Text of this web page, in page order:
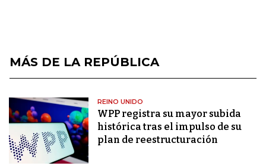
MÁS DE LA REPÚBLICA
REINO UNIDO
WPP registra su mayor subida
histórica tras el impulso de su
plan de reestructuración